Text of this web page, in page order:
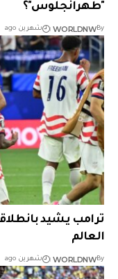
"طهرانجلوس"؟
By
WORLDNW شهرين ago
ترامب يشيد
العالم
By
WORLDNW شهرين ago